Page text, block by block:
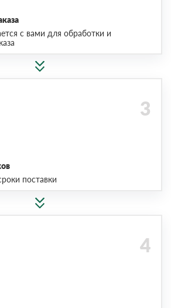
с вами для обработки и
поставки